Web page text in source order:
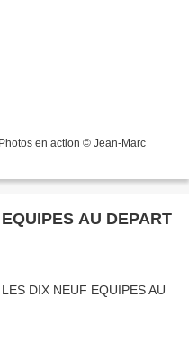
en action © Jean-Marc
AU DEPART